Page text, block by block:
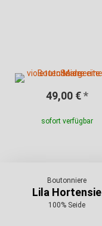
49,00 € *
sofort verfügbar
Boutonniere
Lila Hortensie
100% Seide